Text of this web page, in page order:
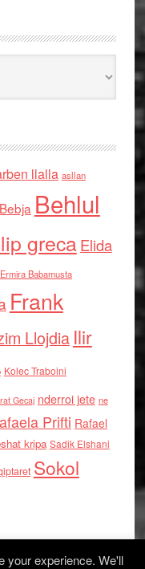
llalla asllan
Behlul
grecaElida
Ermira Babamusta
Frank
Llojdia Ilir
Kolec Traboini
Gecaj nderroi jete ne
Prifti Rafael
kripa Sadik Elshani
Sokol
your experience. We'll